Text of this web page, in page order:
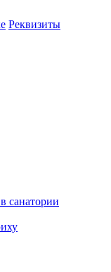
Реквизиты
санатории